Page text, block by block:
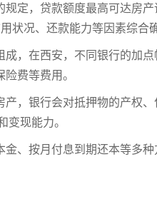
定，贷款额度最高可达房产
状况、还款能力等因素综合确
，在西安，不同银行的加点
费等费用。
，银行会对抵押物的产权、
变现能力。
、按月付息到期还本等多种